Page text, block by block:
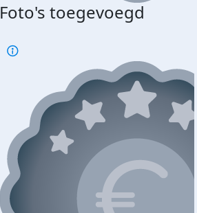
Foto's toegevoegd